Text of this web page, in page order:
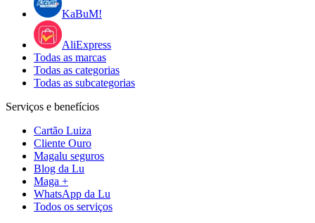
KaBuM!
AliExpress
Todas as marcas
Todas as categorias
Todas as subcategorias
Serviços e benefícios
Cartão Luiza
Cliente Ouro
Magalu seguros
Blog da Lu
Maga +
WhatsApp da Lu
Todos os serviços